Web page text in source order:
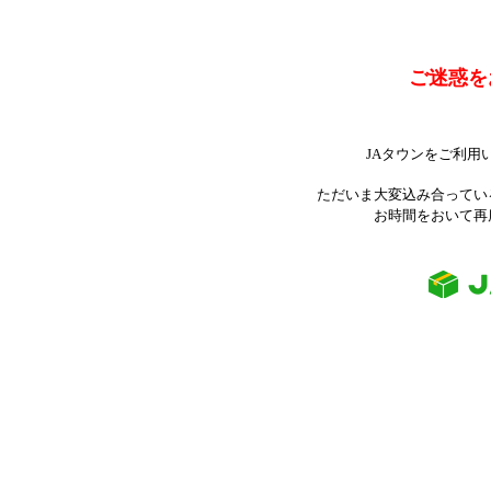
ご迷惑
JAタウンをご利用
ただいま大変込み合って
お時間をおいて